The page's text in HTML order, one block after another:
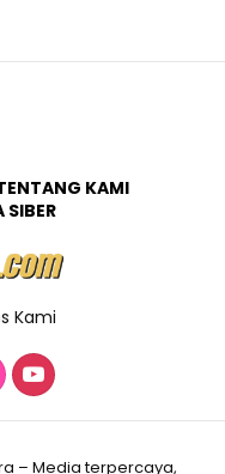
KAMI
SIBER
Kami
– Media terpercaya,